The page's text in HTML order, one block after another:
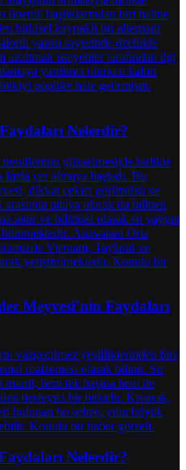
Nelerdir?
Meyvesi’nin Faydaları
Nelerdir?